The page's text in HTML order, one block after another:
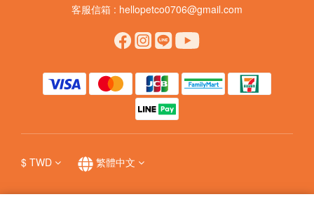
客服信箱 : hellopetco0706@gmail.com
$ TWD 繁體中文